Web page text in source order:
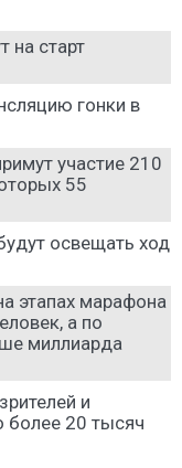
на старт
гонки в
участие 210
55
освещать ход
этапах марафона
а по
миллиарда
и
более 20 тысяч